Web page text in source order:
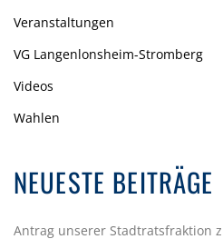
Veranstaltungen
VG Langenlonsheim-Stromberg
Videos
Wahlen
NEUESTE BEITRÄGE
Antrag unserer Stadtratsfraktion